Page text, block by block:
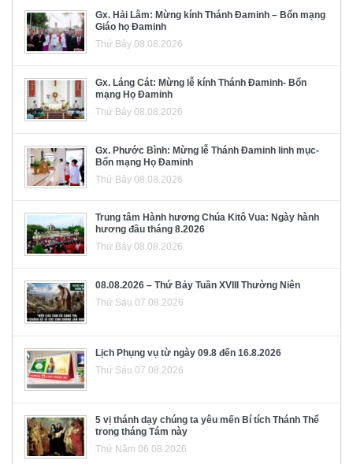
Gx. Hải Lâm: Mừng kính Thánh Đaminh – Bổn mạng
Giáo họ Đaminh
Thứ Bảy 08.08.2026
Gx. Láng Cát: Mừng lễ kính Thánh Đaminh- Bổn
mạng Họ Đaminh
Thứ Bảy 08.08.2026
Gx. Phước Bình: Mừng lễ Thánh Đaminh linh mục-
Bổn mạng Họ Đaminh
Thứ Bảy 08.08.2026
Trung tâm Hành hương Chúa Kitô Vua: Ngày hành
hương đầu tháng 8.2026
Thứ Bảy 08.08.2026
08.08.2026 – Thứ Bảy Tuần XVIII Thường Niên
Thứ Sáu 07.08.2026
Lịch Phụng vụ từ ngày 09.8 đến 16.8.2026
Thứ Sáu 07.08.2026
5 vị thánh dạy chúng ta yêu mến Bí tích Thánh Thể
trong tháng Tám này
Thứ Năm 06.08.2026